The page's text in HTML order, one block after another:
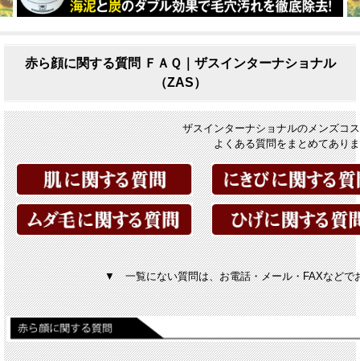
赤ら顔に関する質問 ＦＡＱ｜ザスインターナショナル
（ZAS）
ザスインターナショナルのメンズコ
よくある質問をまとめてあり
▼ 一覧にない質問は、お電話・メール・FAXなど